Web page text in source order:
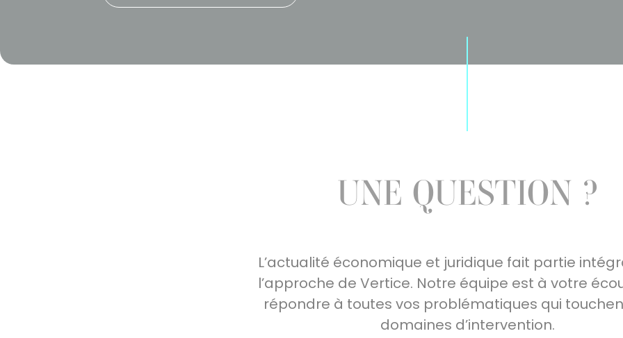
UNE QUESTION ?
L’actualité économique et juridique fait partie
l’approche de Vertice. Notre équipe est à votre
répondre à toutes vos problématiques qui
domaines d’intervention.